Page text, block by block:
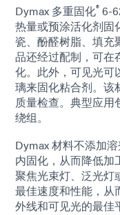
Dymax 多重固化® 6-
热量或预涂活化剂固
瓷、酚醛树脂、填充
品还经过配制，可在
化。此外，可见光可
璃来固化粘合剂。该
质量检查。典型应
绕组。
Dymax 材料不添加
内固化，从而降低加
聚焦光束灯、泛光灯
最佳速度和性能，从
外线和可见光的最佳